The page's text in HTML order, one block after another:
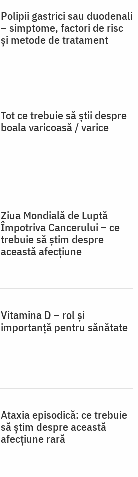
Polipii gastrici sau duodenali
– simptome, factori de risc
și metode de tratament
Tot ce trebuie să știi despre
boala varicoasă / varice
Ziua Mondială de Luptă
Împotriva Cancerului – ce
trebuie să știm despre
această afecțiune
Vitamina D – rol și
importanță pentru sănătate
Ataxia episodică: ce trebuie
să știm despre această
afecțiune rară